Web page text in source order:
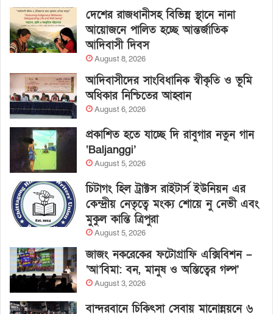
দেশের রাজধানীসহ বিভিন্ন স্থানে নানা
আয়োজনে পালিত হচ্ছে আন্তর্জাতিক
আদিবাসী দিবস
August 8, 2026
আদিবাসীদের সাংবিধানিক স্বীকৃতি ও ভূমি
অধিকার নিশ্চিতের আহ্বান
August 6, 2026
প্রকাশিত হতে যাচ্ছে দি রাবুগার নতুন গান
‘Baljanggi’
August 5, 2026
চিটাগং হিল ট্রাক্টস রাইটার্স ইউনিয়ন এর
কেন্দ্রীয় নেতৃত্বে মংক্য শোয়ে নু নেভী এবং
মুকুল কান্তি ত্রিপুরা
August 5, 2026
জাজং নকরেকের ফটোগ্রাফি এক্সিবিশন –
‘আ’বিমা: বন, মানুষ ও অস্তিত্বের গল্প’
August 3, 2026
বান্দরবানে চিকিৎসা সেবায় মানোন্নয়নে ৬